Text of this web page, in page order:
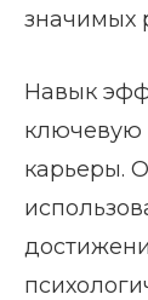
значимых
Навык
ключевую
карьеры.